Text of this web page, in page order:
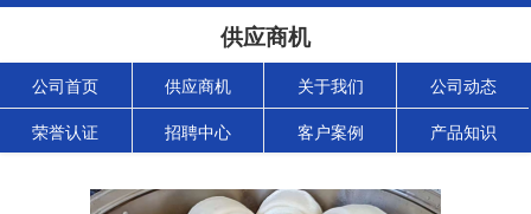
供应商机
公司首页 供应商机 关于我们 公司动态
荣誉认证 招聘中心 客户案例 产品知识